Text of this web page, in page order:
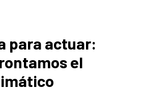
para actuar:
el